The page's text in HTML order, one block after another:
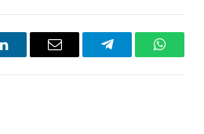
LinkedInEmail Telegram